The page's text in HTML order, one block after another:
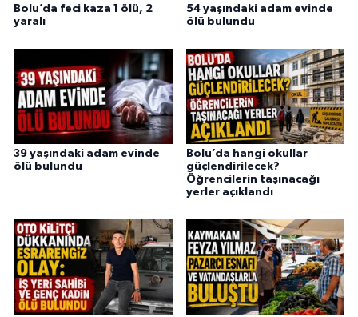
Bolu’da feci kaza 1 ölü, 2
yaralı
54 yaşındaki adam evinde
ölü bulundu
39 yaşındaki adam evinde
ölü bulundu
Bolu’da hangi okullar
güçlendirilecek?
Öğrencilerin taşınacağı
yerler açıklandı